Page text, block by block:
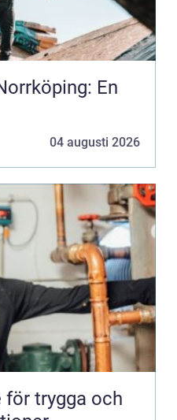
En
04 augusti 2026
för trygga och